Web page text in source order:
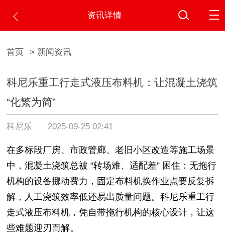
资讯详情
首页 > 新闻资讯
科尼乐重工行走式液压布料机：让混凝土浇筑
“化繁为简”
科尼乐 2025-09-25 02:41
在多标段厂房、市政管廊、老旧小区改造等施工场景
中，混凝土浇筑总被 “转场难、适配差” 困住：无拖行
机构的设备挪动费力，固定布料机换作业点要反复拆
解，人工浇筑效率低还易出质量问题。科尼乐重工行
走式液压布料机，凭自带拖行机构的核心设计，让这
些难题迎刃而解。